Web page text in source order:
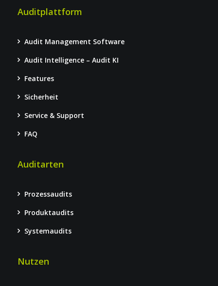
Auditplattform
Audit Management Software
Audit Intelligence – Audit KI
Features
Sicherheit
Service & Support
FAQ
Auditarten
Prozessaudits
Produktaudits
Systemaudits
Nutzen